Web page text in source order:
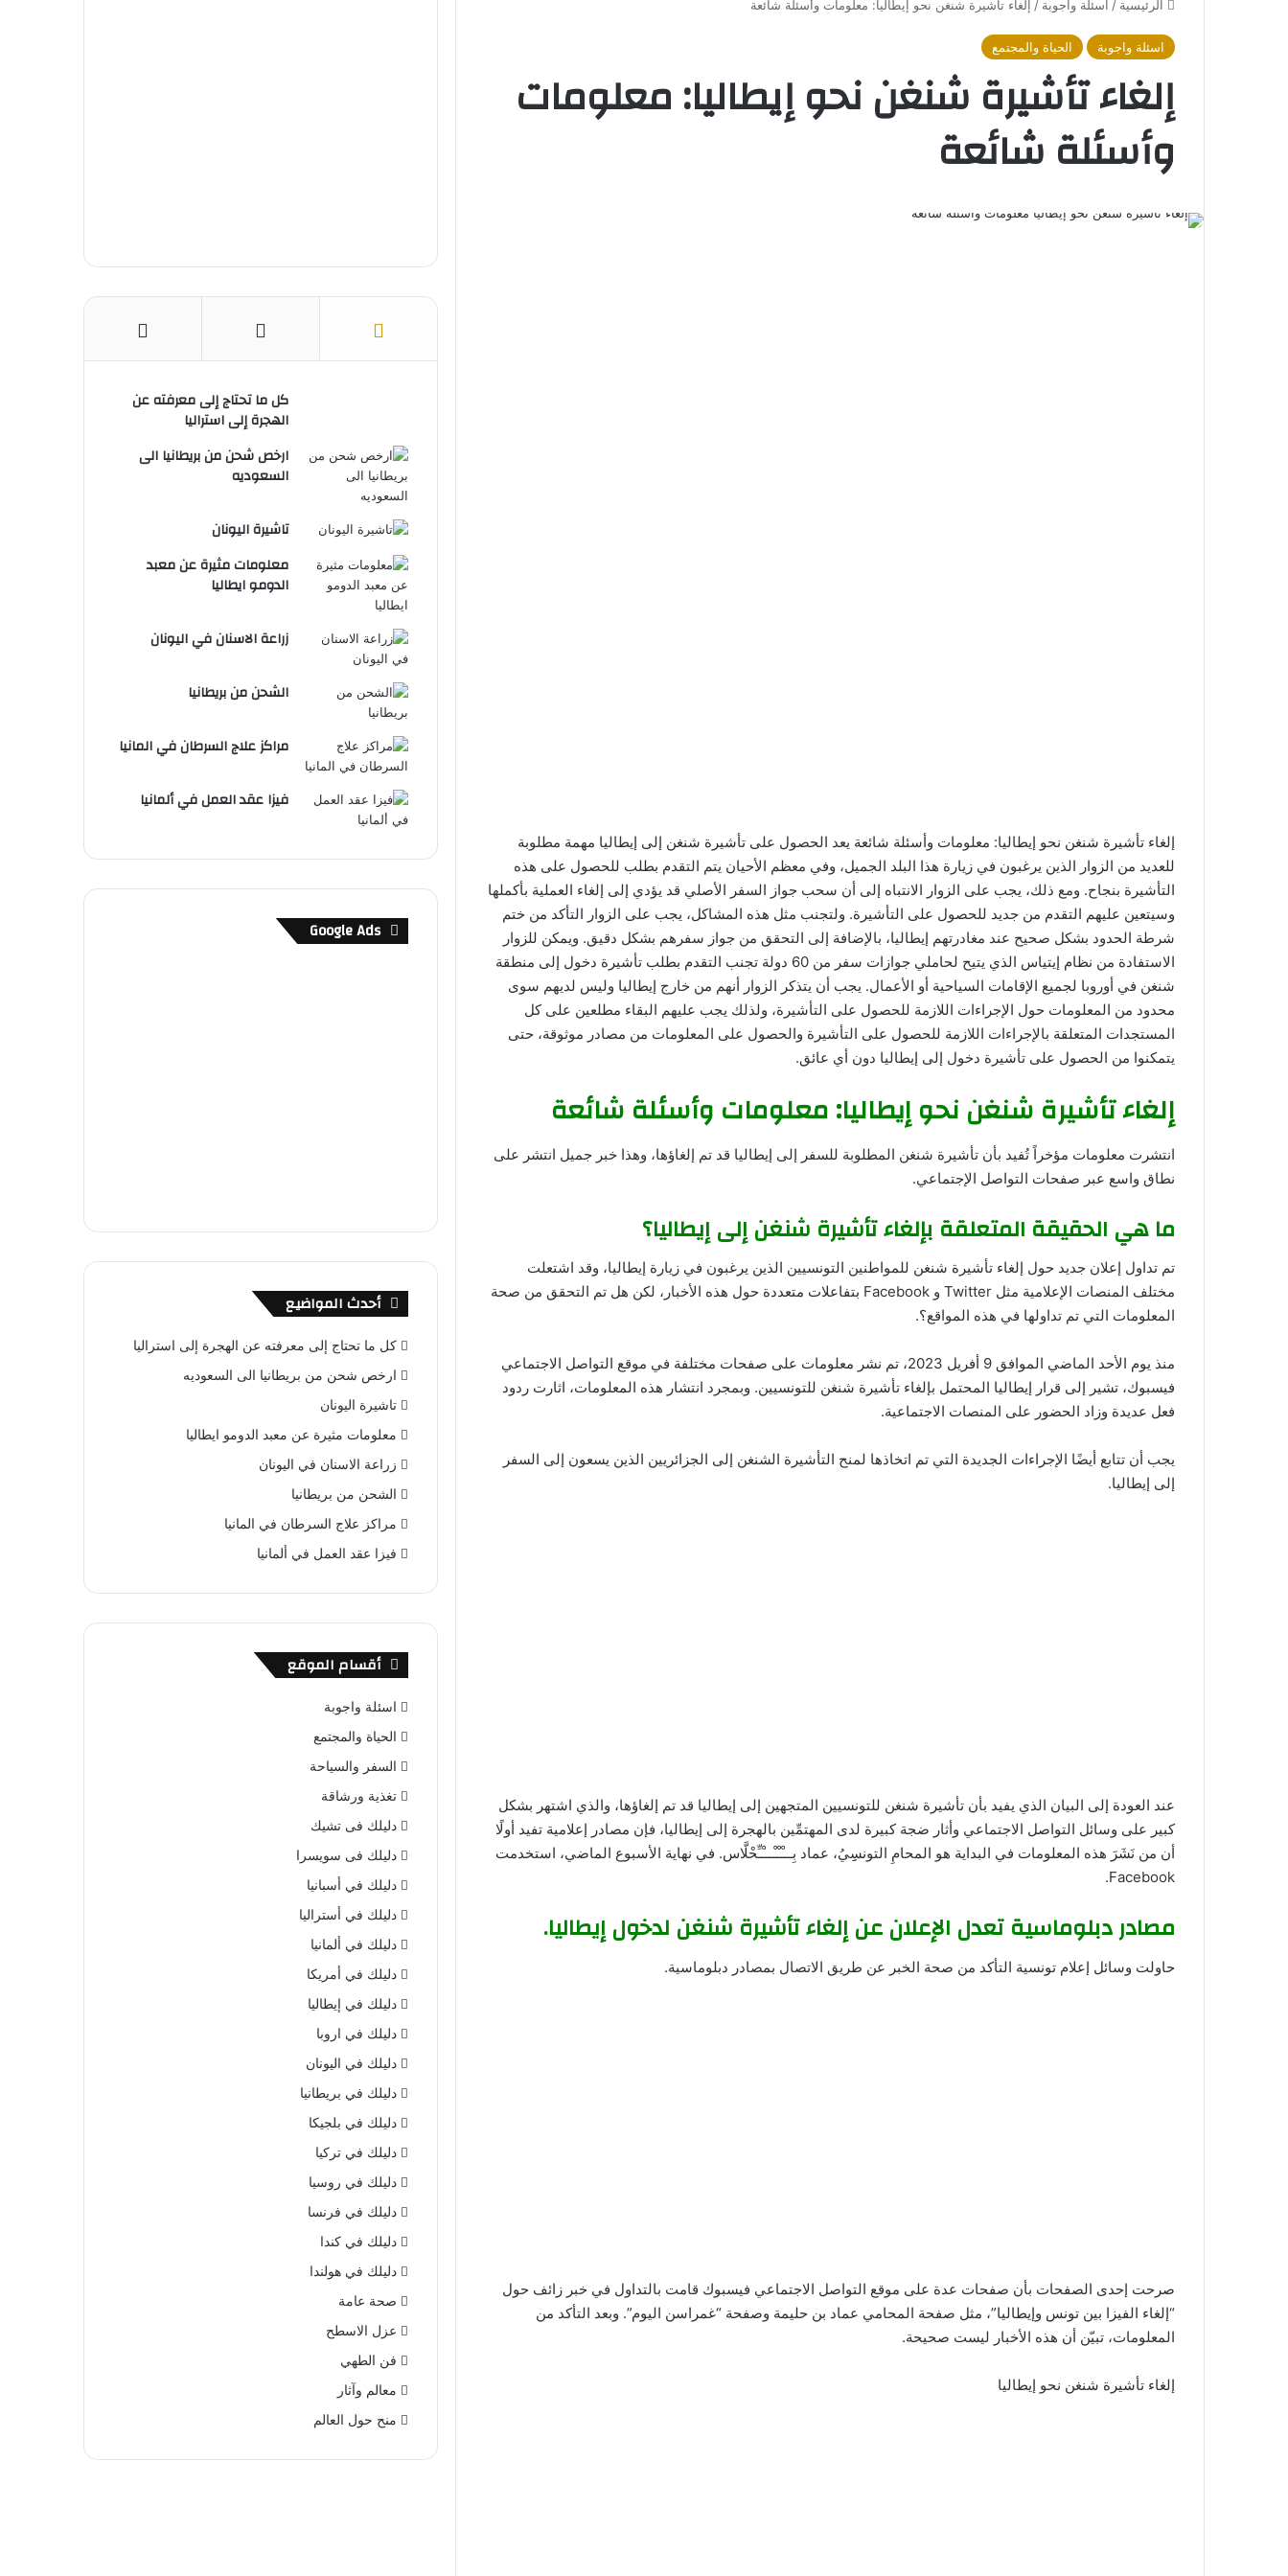
الرئيسية / اسئلة واجوبة / إلغاء تأشيرة شنغن نحو إيطاليا: معلومات وأسئلة شائعة
اسئلة واجوبة الحياة والمجتمع
إلغاء تأشيرة شنغن نحو إيطاليا: معلومات
وأسئلة شائعة
إلغاء تأشيرة شنغن نحو إيطاليا: معلومات وأسئلة شائعة يعد الحصول على تأشيرة شنغن إلى إيطاليا مهمة مطلوبة
للعديد من الزوار الذين يرغبون في زيارة هذا البلد الجميل، وفي معظم الأحيان يتم التقدم بطلب للحصول على هذه
التأشيرة بنجاح. ومع ذلك، يجب على الزوار الانتباه إلى أن سحب جواز السفر الأصلي قد يؤدي إلى إلغاء العملية بأكملها
وسيتعين عليهم التقدم من جديد للحصول على التأشيرة. ولتجنب مثل هذه المشاكل، يجب على الزوار التأكد من ختم
شرطة الحدود بشكل صحيح عند مغادرتهم إيطاليا، بالإضافة إلى التحقق من جواز سفرهم بشكل دقيق. ويمكن للزوار
الاستفادة من نظام إيتياس الذي يتيح لحاملي جوازات سفر من 60 دولة تجنب التقدم بطلب تأشيرة دخول إلى منطقة
شنغن في أوروبا لجميع الإقامات السياحية أو الأعمال. يجب أن يتذكر الزوار أنهم من خارج إيطاليا وليس لديهم سوى
محدود من المعلومات حول الإجراءات اللازمة للحصول على التأشيرة، ولذلك يجب عليهم البقاء مطلعين على كل
المستجدات المتعلقة بالإجراءات اللازمة للحصول على التأشيرة والحصول على المعلومات من مصادر موثوقة، حتى
يتمكنوا من الحصول على تأشيرة دخول إلى إيطاليا دون أي عائق.
إلغاء تأشيرة شنغن نحو إيطاليا: معلومات وأسئلة شائعة
انتشرت معلومات مؤخراً تُفيد بأن تأشيرة شنغن المطلوبة للسفر إلى إيطاليا قد تم إلغاؤها، وهذا خبر جميل انتشر على
نطاق واسع عبر صفحات التواصل الإجتماعي.
ما هي الحقيقة المتعلقة بإلغاء تأشيرة شنغن إلى إيطاليا؟
تم تداول إعلان جديد حول إلغاء تأشيرة شنغن للمواطنين التونسيين الذين يرغبون في زيارة إيطاليا، وقد اشتعلت
مختلف المنصات الإعلامية مثل Twitter و Facebook بتفاعلات متعددة حول هذه الأخبار، لكن هل تم التحقق من صحة
المعلومات التي تم تداولها في هذه المواقع؟.
منذ يوم الأحد الماضي الموافق 9 أفريل 2023، تم نشر معلومات على صفحات مختلفة في موقع التواصل الاجتماعي
فيسبوك، تشير إلى قرار إيطاليا المحتمل بإلغاء تأشيرة شنغن للتونسيين. وبمجرد انتشار هذه المعلومات، اثارت ردود
فعل عديدة وزاد الحضور على المنصات الاجتماعية.
يجب أن تتابع أيضًا الإجراءات الجديدة التي تم اتخاذها لمنح التأشيرة الشنغن إلى الجزائريين الذين يسعون إلى السفر
إلى إيطاليا.
عند العودة إلى البيان الذي يفيد بأن تأشيرة شنغن للتونسيين المتجهين إلى إيطاليا قد تم إلغاؤها، والذي اشتهر بشكل
كبير على وسائل التواصل الاجتماعي وأثار ضجة كبيرة لدى المهتمِّين بالهجرة إلى إيطاليا، فإن مصادر إعلامية تفيد أولًا
أن من نَشَرَ هذه المعلومات في البداية هو المحامِ التونسِِيُ، عماد بِـــْـْـْـــْـِّحْلَّاس. في نهاية الأسبوع الماضي، استخدمت
Facebook.
مصادر دبلوماسية تعدل الإعلان عن إلغاء تأشيرة شنغن لدخول إيطاليا.
حاولت وسائل إعلام تونسية التأكد من صحة الخبر عن طريق الاتصال بمصادر دبلوماسية.
صرحت إحدى الصفحات بأن صفحات عدة على موقع التواصل الاجتماعي فيسبوك قامت بالتداول في خبر زائف حول
“إلغاء الفيزا بين تونس وإيطاليا”، مثل صفحة المحامي عماد بن حليمة وصفحة “غمراسن اليوم”. وبعد التأكد من
المعلومات، تبيّن أن هذه الأخبار ليست صحيحة.
إلغاء تأشيرة شنغن نحو إيطاليا
كل ما تحتاج إلى معرفته عن
الهجرة إلى استراليا
ارخص شحن من بريطانيا الى
السعوديه
تاشيرة اليونان
معلومات مثيرة عن معبد
الدومو ايطاليا
زراعة الاسنان في اليونان
الشحن من بريطانيا
مراكز علاج السرطان في المانيا
فيزا عقد العمل في ألمانيا
Google Ads
أحدث المواضيع
كل ما تحتاج إلى معرفته عن الهجرة إلى استراليا
ارخص شحن من بريطانيا الى السعوديه
تاشيرة اليونان
معلومات مثيرة عن معبد الدومو ايطاليا
زراعة الاسنان في اليونان
الشحن من بريطانيا
مراكز علاج السرطان في المانيا
فيزا عقد العمل في ألمانيا
أقسام الموقع
اسئلة واجوبة
الحياة والمجتمع
السفر والسياحة
تغذية ورشاقة
دليلك فى تشيك
دليلك فى سويسرا
دليلك في أسبانيا
دليلك في أستراليا
دليلك في ألمانيا
دليلك في أمريكا
دليلك في إيطاليا
دليلك في اروبا
دليلك في اليونان
دليلك في بريطانيا
دليلك في بلجيكا
دليلك في تركيا
دليلك في روسيا
دليلك في فرنسا
دليلك في كندا
دليلك في هولندا
صحة عامة
عزل الاسطح
فن الطهي
معالم وآثار
منح حول العالم